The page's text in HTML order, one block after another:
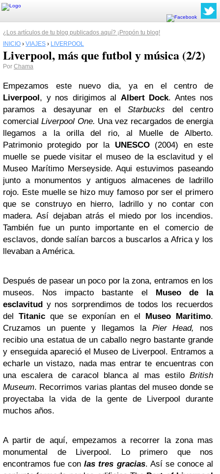
¿Los artículos de tu blog publicados aquí? ¡Propón tu blog!
INICIO › VIAJES › LIVERPOOL
Liverpool, más que futbol y música (2/2)
Por Chama
Empezamos este nuevo dia, ya en el centro de
Liverpool, y nos dirigimos al Albert Dock. Antes nos
paramos a desayunar en elStarbucks del centro
comercial Liverpool One. Una vez recargados de energia
llegamos a la orilla del rio, al Muelle de Alberto.
Patrimonio protegido por laUNESCO(2004) en este
muelle se puede visitar el museo de la esclavitud y el
Museo Marítimo Merseyside. Aqui estuvimos paseando
junto a monumentos y antiguos almacenes de ladrillo
rojo. Este muelle se hizo muy famoso por ser el primero
que se construyo en hierro, ladrillo y no contar con
madera. Así dejaban atrás el miedo por los incendios.
También fue un punto importante en el comercio de
esclavos, donde salían barcos a buscarlos a Africa y los
llevaban a América.
Después de pasear un poco por la zona, entramos en los
museos. Nos impacto bastante el Museo de la
esclavitud y nos sorprendimos de todos los recuerdos
del Titanic que se exponían en el Museo Maritimo.
Cruzamos un puente y llegamos la Pier Head, nos
recibio una estatua de un caballo negro bastante grande
y enseguida apareció el Museo de Liverpool. Entramos a
echarle un vistazo, nada mas entrar te encuentras con
una escalera de caracol blanca al mas estilo British
Museum. Recorrimos varias plantas del museo donde se
proyectaba la vida de la gente de Liverpool durante
muchos años.
A partir de aquí, empezamos a recorrer la zona mas
monumental de Liverpool. Lo primero que nos
encontramos fue conlas tres gracias. Así se conoce al